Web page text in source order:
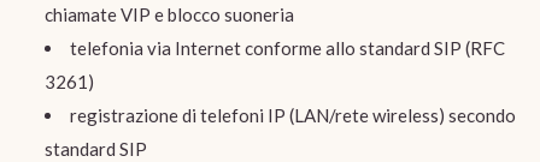
chiamate VIP e blocco suoneria
telefonia via Internet conforme allo standard SIP (RFC
3261)
registrazione di telefoni IP (LAN/rete wireless) secondo
standard SIP